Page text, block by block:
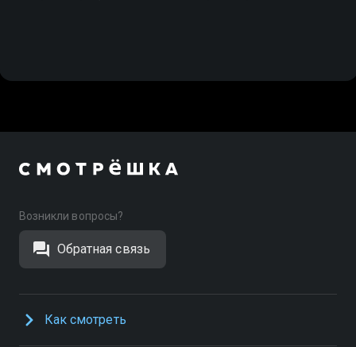
Возникли вопросы?
Обратная связь
Как смотреть